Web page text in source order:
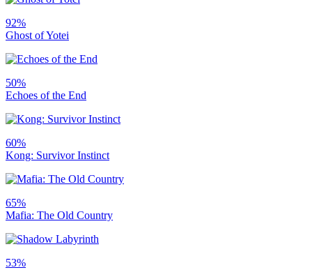
92%
Ghost of Yotei
50%
Echoes of the End
60%
Kong: Survivor Instinct
65%
Mafia: The Old Country
53%